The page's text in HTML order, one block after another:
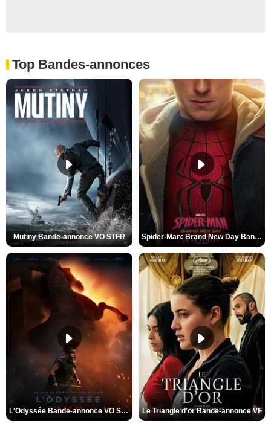
Top Bandes-annonces
Mutiny Bande-annonce VO STFR Spider-Man: Brand New Day Bande-annonce VO STFR
L'Odyssée Bande-annonce VO STFR Le Triangle d'or Bande-annonce VF